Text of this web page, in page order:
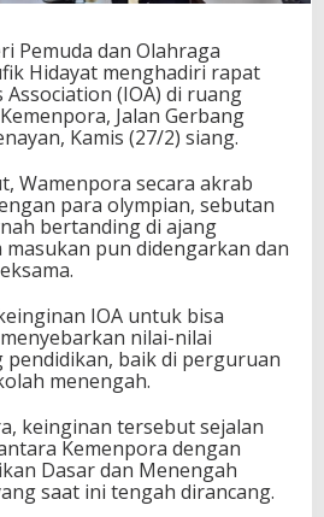
a
N
i
l
a
i
l
i
m
p
i
d
e
k
e
e
n
j
a
n
Pemuda dan Olahraga
Hidayat menghadiri rapat
(IOA) di ruang
Jalan Gerbang
Kamis (27/2) siang.
Wamenpora secara akrab
para olympian, sebutan
bertanding di ajang
masukan pun didengarkan dan
IOA untuk bisa
nilai-nilai
pendidikan, baik di perguruan
menengah.
keinginan tersebut sejalan
Kemenpora dengan
Dasar dan Menengah
saat ini tengah dirancang.